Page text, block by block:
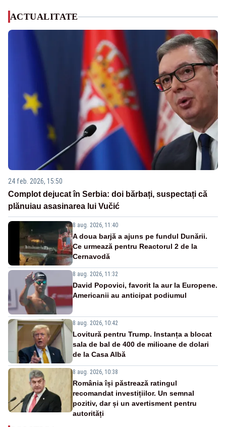
ACTUALITATE
24 feb. 2026, 15:50
Complot dejucat în Serbia: doi bărbați, suspectați că
plănuiau asasinarea lui Vučić
8 aug. 2026, 11:40
A doua barjă a ajuns pe fundul Dunării.
Ce urmează pentru Reactorul 2 de la
Cernavodă
8 aug. 2026, 11:32
David Popovici, favorit la aur la Europene.
Americanii au anticipat podiumul
8 aug. 2026, 10:42
Lovitură pentru Trump. Instanța a blocat
sala de bal de 400 de milioane de dolari
de la Casa Albă
8 aug. 2026, 10:38
România își păstrează ratingul
recomandat investițiilor. Un semnal
pozitiv, dar și un avertisment pentru
autorități